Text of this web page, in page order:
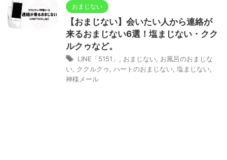
おまじない
【おまじない】会いたい人から連絡が
来るおまじない6選！塩まじない・クク
ルクゥなど。
LINE「5151」 おまじない お風呂のおまじな
い ククルクゥ ハートのおまじない 塩まじない
神様メール